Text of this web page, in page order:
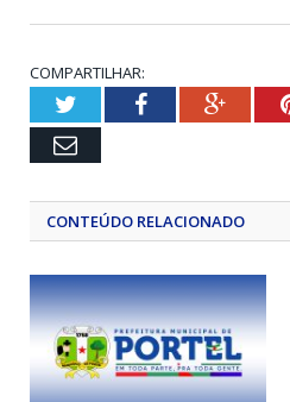
COMPARTILHAR:
TwitterFacebook
Email
CONTEÚDO RELACIONADO